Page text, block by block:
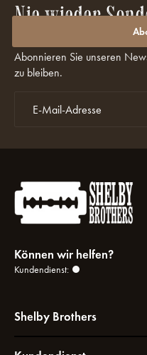
Nie wieder
Rabatte
Abonnieren Sie unseren
zu bleiben.
Können wir helfen?
Kundendienst:
Shelby Brothers